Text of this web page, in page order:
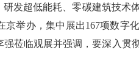
发超低能耗、零碳建筑技术
京举办，集中展出167项数字
莅临观展并强调，要深入贯